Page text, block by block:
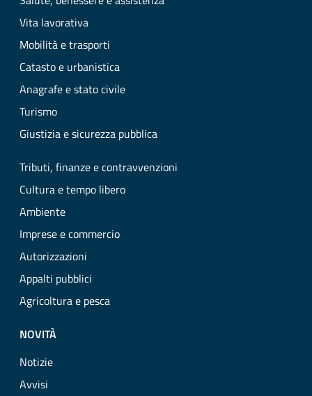
Vita lavorativa
Mobilità e trasporti
Catasto e urbanistica
Anagrafe e stato civile
Turismo
Giustizia e sicurezza pubblica
Tributi, finanze e contravvenzioni
Cultura e tempo libero
Ambiente
Imprese e commercio
Autorizzazioni
Appalti pubblici
Agricoltura e pesca
NOVITÀ
Notizie
Avvisi